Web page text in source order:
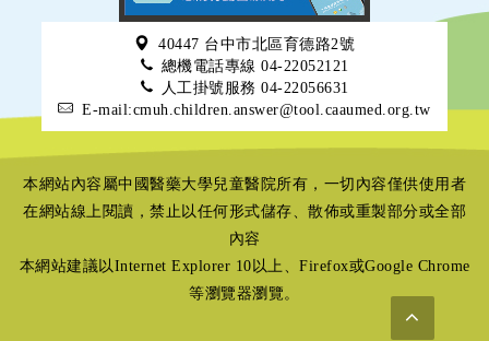
40447 台中市北區育德路2號
總機電話專線 04-22052121
人工掛號服務 04-22056631
E-mail:cmuh.children.answer@tool.caaumed.org.tw
本網站內容屬中國醫藥大學兒童醫院所有，一切內容僅供使用者
在網站線上閱讀，禁止以任何形式儲存、散佈或重製部分或全部
內容
本網站建議以Internet Explorer 10以上、Firefox或Google Chrome
等瀏覽器瀏覽。